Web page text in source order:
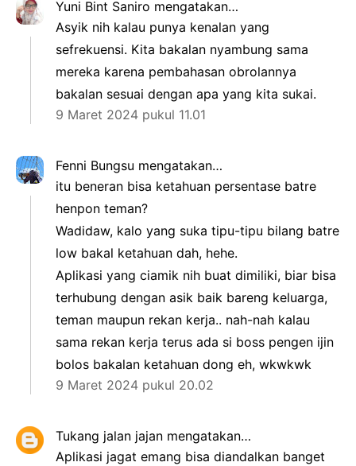
Yuni Bint Saniro mengatakan…
Asyik nih kalau punya kenalan yang
sefrekuensi. Kita bakalan nyambung sama
mereka karena pembahasan obrolannya
bakalan sesuai dengan apa yang kita sukai.
9 Maret 2024 pukul 11.01
Fenni Bungsu mengatakan…
itu beneran bisa ketahuan persentase batre
henpon teman?
Wadidaw, kalo yang suka tipu-tipu bilang batre
low bakal ketahuan dah, hehe.
Aplikasi yang ciamik nih buat dimiliki, biar bisa
terhubung dengan asik baik bareng keluarga,
teman maupun rekan kerja.. nah-nah kalau
sama rekan kerja terus ada si boss pengen ijin
bolos bakalan ketahuan dong eh, wkwkwk
9 Maret 2024 pukul 20.02
Tukang jalan jajan mengatakan…
Aplikasi jagat emang bisa diandalkan banget